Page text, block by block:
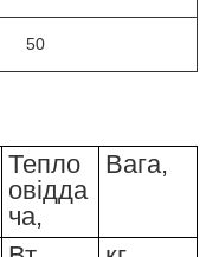
50
Тепло
овідда
ча,
Вага,